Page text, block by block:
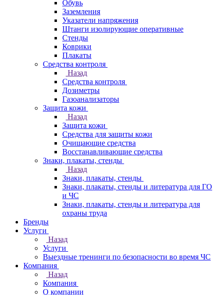
Обувь
Заземления
Указатели напряжения
Штанги изолирующие оперативные
Стенды
Коврики
Плакаты
Средства контроля
Назад
Средства контроля
Дозиметры
Газоанализаторы
Защита кожи
Назад
Защита кожи
Средства для защиты кожи
Очищающие средства
Восстанавливающие средства
Знаки, плакаты, стенды
Назад
Знаки, плакаты, стенды
Знаки, плакаты, стенды и литература для ГО
и ЧС
Знаки, плакаты, стенды и литература для
охраны труда
Бренды
Услуги
Назад
Услуги
Выездные тренинги по безопасности во время ЧС
Компания
Назад
Компания
О компании